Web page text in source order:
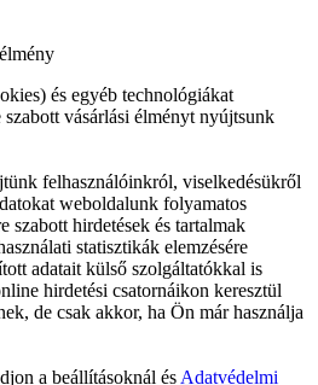
és egyéb technológiákat
vásárlási élményt nyújtsunk
felhasználóinkról, viselkedésükről
weboldalunk folyamatos
szabott hirdetések és tartalmak
statisztikák elemzésére
adatait külső szolgáltatókkal is
hirdetési csatornáikon keresztül
de csak akkor, ha Ön már használja
a beállításoknál és Adatvédelmi